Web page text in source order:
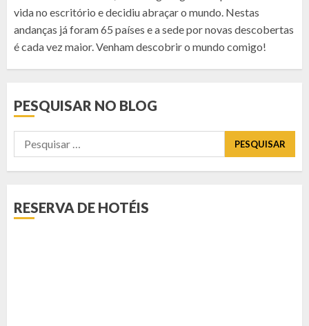
vida no escritório e decidiu abraçar o mundo. Nestas
andanças já foram 65 países e a sede por novas descobertas
é cada vez maior. Venham descobrir o mundo comigo!
PESQUISAR NO BLOG
Pesquisar
por:
RESERVA DE HOTÉIS